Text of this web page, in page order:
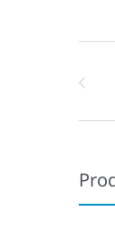
Marcas